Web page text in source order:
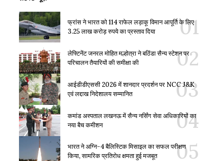
फ्रांस ने भारत को 114 राफेल लड़ाकू विमान आपूर्ति के लिए
3.25 लाख करोड़ रुपये का प्रस्ताव दिया
लेफ्टिनेंट जनरल मोहित मल्होत्रा ने बठिंडा सैन्य स्टेशन पर
परिचालन तैयारियों की समीक्षा की
आईडीडीएससी 2026 में शानदार प्रदर्शन पर NCC J&K
एवं लद्दाख निदेशालय सम्मानित
कमांड अस्पताल लखनऊ में सैन्य नर्सिंग सेवा अधिकारियों का
नया बैच कमीशन
भारत ने अग्नि-4 बैलिस्टिक मिसाइल का सफल परीक्षण
किया, सामरिक प्रतिरोध क्षमता हुई मजबूत